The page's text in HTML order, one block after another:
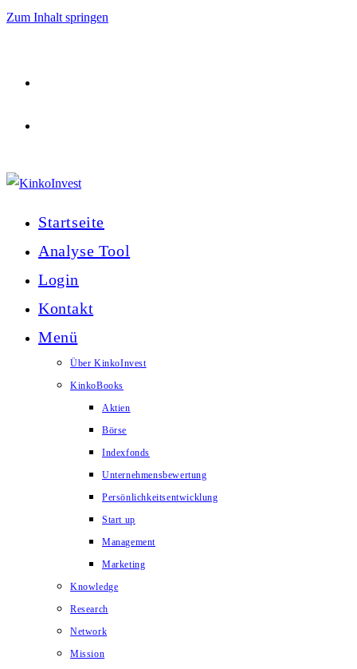
Zum Inhalt springen
Startseite
Analyse Tool
Login
Kontakt
Menü
Über KinkoInvest
KinkoBooks
Aktien
Börse
Indexfonds
Unternehmensbewertung
Persönlichkeitsentwicklung
Start up
Management
Marketing
Knowledge
Research
Network
Mission